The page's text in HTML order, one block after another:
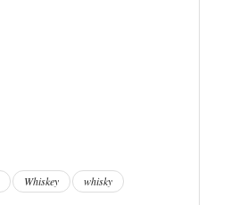
Whiskey whisky